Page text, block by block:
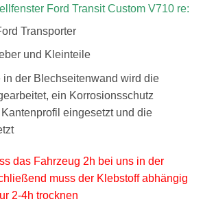
Ford Transit Custom V710 re:
Transporter
und Kleinteile
in der Blechseitenwand wird die
ein Korrosionsschutz
eingesetzt und die
das Fahrzeug 2h bei uns in der
muss der Klebstoff abhängig
2-4h trocknen